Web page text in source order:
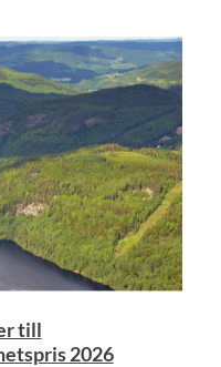
till
2026